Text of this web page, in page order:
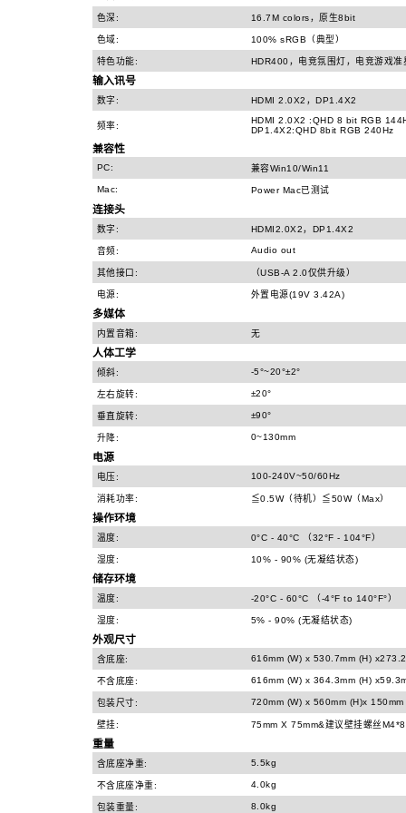
色深: 16.7M colors，原生8bit
色域: 100% sRGB（典型）
特色功能: HDR400，电竞氛围灯，电竞游戏准
输入讯号
数字: HDMI 2.0X2，DP1.4X2
频率:
HDMI 2.0X2 :QHD 8 bit RGB
DP1.4X2:QHD 8bit RGB 240Hz
兼容性
PC: 兼容Win10/Win11
Mac: Power Mac已测试
连接头
数字: HDMI2.0X2，DP1.4X2
音频: Audio out
其他接口: （USB-A 2.0仅供升级）
电源: 外置电源(19V 3.42A)
多媒体
内置音箱: 无
人体工学
倾斜: -5°~20°±2°
左右旋转: ±20°
垂直旋转: ±90°
升降: 0~130mm
电源
电压: 100-240V~50/60Hz
消耗功率: ≦0.5W（待机）≦50W（Max）
操作环境
温度: 0°C - 40°C （32°F - 104°F）
湿度: 10% - 90% (无凝结状态)
储存环境
温度: -20°C - 60°C （-4°F to 140°F°）
湿度: 5% - 90% (无凝结状态)
外观尺寸
含底座: 616mm (W) x 530.7mm (H)
不含底座: 616mm (W) x 364.3mm (H)
包装尺寸: 720mm (W) x 560mm (H)x 150mm
壁挂: 75mm X 75mm&建议壁挂螺丝
重量
含底座净重: 5.5kg
不含底座净重: 4.0kg
包装重量: 8.0kg